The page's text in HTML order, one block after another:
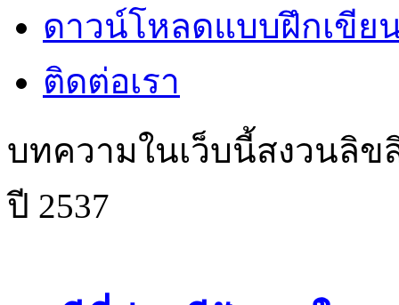
ดาวน์โหลดแบบฝึกเขีย
ติดต่อเรา
บทความในเว็บนี้สงวนลิ
ปี 2537